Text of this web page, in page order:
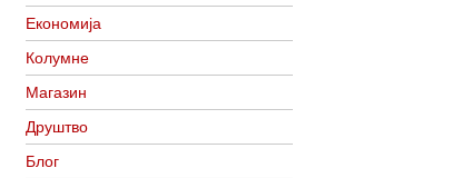
Економија
Колумне
Магазин
Друштво
Блог